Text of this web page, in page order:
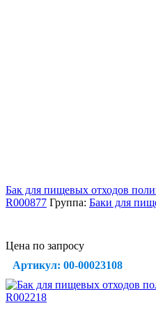
Бак для пищевых отходов
R000877 Группа: Баки для
Цена по запросу
Артикул: 00-00023108